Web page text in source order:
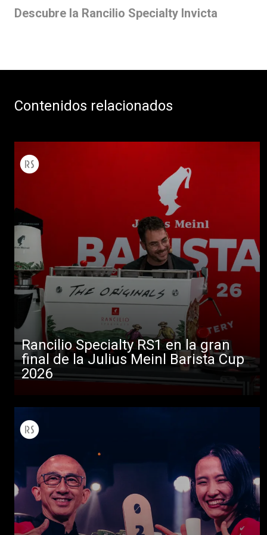
Descubre la Rancilio Specialty Invicta
Contenidos relacionados
Rancilio Specialty RS1 en la gran
final de la Julius Meinl Barista Cup
2026